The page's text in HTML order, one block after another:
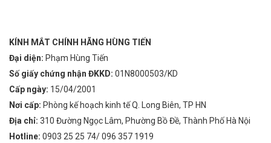
KÍNH MẮT CHÍNH HÃNG HÙNG TIẾN
Đại diện: Phạm Hùng Tiến
Số giấy chứng nhận ĐKKD: 01N8000503/KD
Cấp ngày: 15/04/2001
Nơi cấp: Phòng kế hoạch kinh tế Q. Long Biên, TP HN
Địa chỉ: 310 Đường Ngọc Lâm, Phường Bồ Đề, Thành Phố Hà Nội
Hotline: 0903 25 25 74/ 096 357 1919